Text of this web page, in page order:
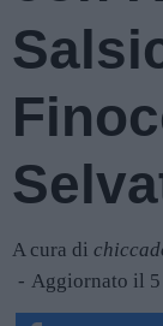
A cura di
Aggiornato il